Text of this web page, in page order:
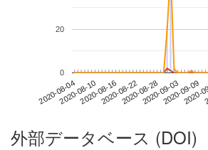
2020-08-042020-08-102020-08-162020-08-222020-08-282020-09-032020-09-09
2020-
0
20
外部データベース (DOI)